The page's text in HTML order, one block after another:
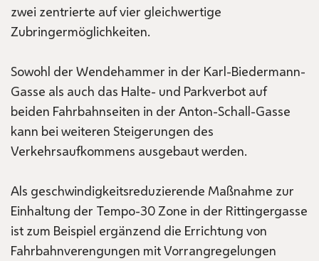
zwei zentrierte auf vier gleichwertige
Zubringermöglichkeiten.
Sowohl der Wendehammer in der Karl-Biedermann-
Gasse als auch das Halte- und Parkverbot auf
beiden Fahrbahnseiten in der Anton-Schall-Gasse
kann bei weiteren Steigerungen des
Verkehrsaufkommens ausgebaut werden.
Als geschwindigkeitsreduzierende Maßnahme zur
Einhaltung der Tempo-30 Zone in der Rittingergasse
ist zum Beispiel ergänzend die Errichtung von
Fahrbahnverengungen mit Vorrangregelungen